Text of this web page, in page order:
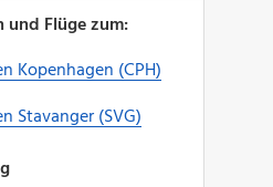
Flüge zum:
Kopenhagen (CPH)
Stavanger (SVG)